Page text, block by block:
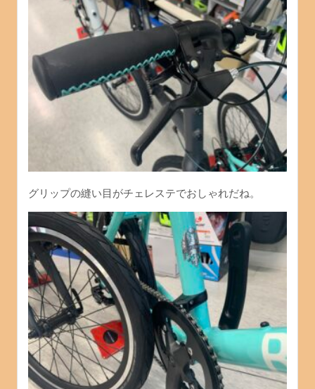
グリップの縫い目がチェレステでおしゃれだね。